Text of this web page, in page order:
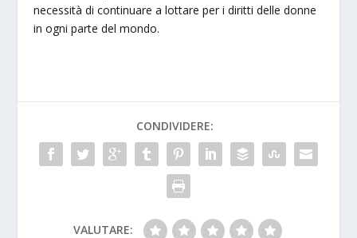
necessità di continuare a lottare per i diritti delle donne
in ogni parte del mondo.
CONDIVIDERE:
VALUTARE: